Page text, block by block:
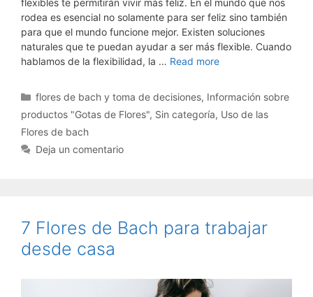
flexibles te permitirán vivir más feliz. En el mundo que nos
rodea es esencial no solamente para ser feliz sino también
para que el mundo funcione mejor. Existen soluciones
naturales que te puedan ayudar a ser más flexible. Cuando
hablamos de la flexibilidad, la … Read more
Categorías
flores de bach y toma de decisiones, Información sobre
productos "Gotas de Flores", Sin categoría, Uso de las
Flores de bach
Deja un comentario
7 Flores de Bach para trabajar
desde casa